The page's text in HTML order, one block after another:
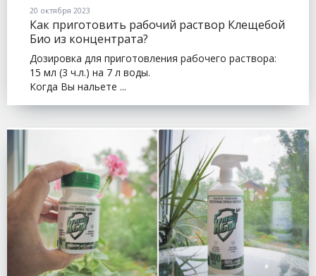
20 октября 2023
Как приготовить рабочий раствор Клещебой
Био из концентрата?
Дозировка для приготовления рабочего раствора:
15 мл (3 ч.л.) на 7 л воды.
Когда Вы нальете ...